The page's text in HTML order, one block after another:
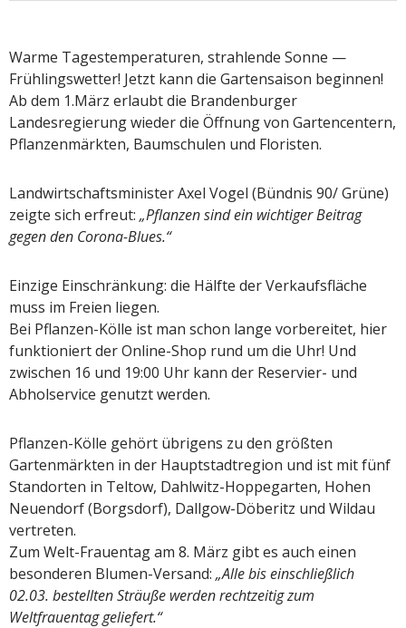
Warme Tagestemperaturen, strahlende Sonne —
Frühlingswetter! Jetzt kann die Gartensaison beginnen!
Ab dem 1.März erlaubt die Brandenburger
Landesregierung wieder die Öffnung von Gartencentern,
Pflanzenmärkten, Baumschulen und Floristen.
Landwirtschaftsminister Axel Vogel (Bündnis 90/ Grüne)
zeigte sich erfreut: „Pflanzen sind ein wichtiger Beitrag
gegen den Corona-Blues.“
Einzige Einschränkung: die Hälfte der Verkaufsfläche
muss im Freien liegen.
Bei Pflanzen-Kölle ist man schon lange vorbereitet, hier
funktioniert der Online-Shop rund um die Uhr! Und
zwischen 16 und 19:00 Uhr kann der Reservier- und
Abholservice genutzt werden.
Pflanzen-Kölle gehört übrigens zu den größten
Gartenmärkten in der Hauptstadtregion und ist mit fünf
Standorten in Teltow, Dahlwitz-Hoppegarten, Hohen
Neuendorf (Borgsdorf), Dallgow-Döberitz und Wildau
vertreten.
Zum Welt-Frauentag am 8. März gibt es auch einen
besonderen Blumen-Versand: „Alle bis einschließlich
02.03. bestellten Sträuße werden rechtzeitig zum
Weltfrauentag geliefert.“